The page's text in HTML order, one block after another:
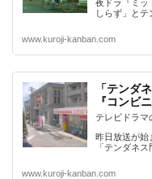
夜ドラ『ミッ
しらず」と
www.kuroji-kanban.com
「テンダ
『コンビ
テレビドラマ
昨日放送が始
「テンダネ
www.kuroji-kanban.com